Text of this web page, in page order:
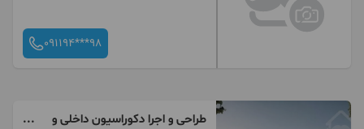
091194***98
طراحی و اجرا دکوراسیون داخلی و